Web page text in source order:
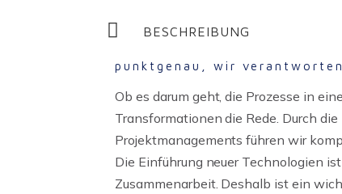
BESCHREIBUNG
punktgenau, wir
Ob es darum geht, die Prozesse in
Transformationen die Rede. Durch
Projektmanagements führen wir
Die Einführung neuer Technologien
Zusammenarbeit. Deshalb ist ein